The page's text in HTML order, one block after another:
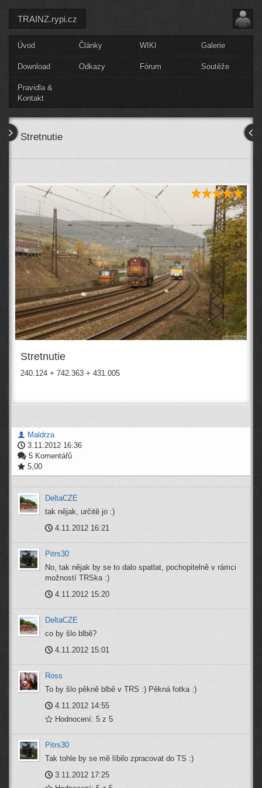
TRAINZ.rypi.cz
Úvod Články WIKI Galerie
Download Odkazy Fórum Soutěže
Pravidla &
Kontakt
Stretnutie
Stretnutie
240.124 + 742.363 + 431.005
Maldrza
3.11.2012 16:36
5 Komentářů
5,00
DeltaCZE
tak nějak, určitě jo :)
4.11.2012 16:21
Pitrs30
No, tak nějak by se to dalo spatlat, pochopitelně v rámci
možností TRSka :)
4.11.2012 15:20
DeltaCZE
co by šlo blbě?
4.11.2012 15:01
Ross
To by šlo pěkně blbě v TRS :) Pěkná fotka :)
4.11.2012 14:55
Hodnocení: 5 z 5
Pitrs30
Tak tohle by se mě líbilo zpracovat do TS :)
3.11.2012 17:25